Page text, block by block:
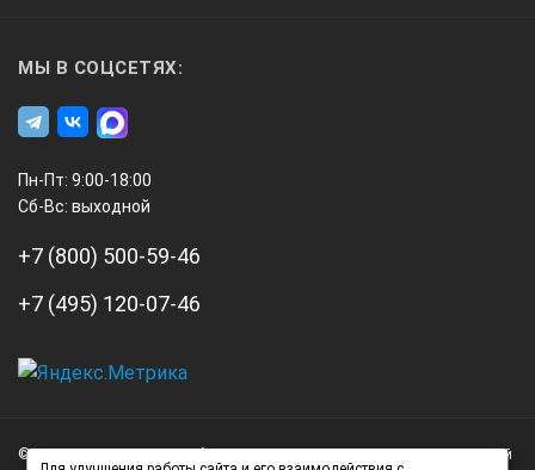
МЫ В СОЦСЕТЯХ:
Пн-Пт: 9:00-18:00
Сб-Вс: выходной
+7 (800) 500-59-46
+7 (495) 120-07-46
Нагорный
© 2026 А3 Инжиниринг Обращаем Ваше внимание на то, что данный